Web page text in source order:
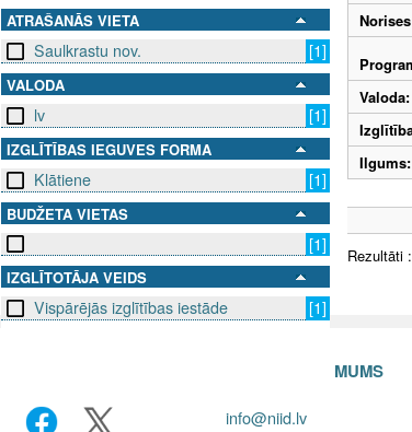
ATRAŠANĀS VIETA
Saulkrastu nov. [1]
VALODA
lv [1]
IZGLĪTĪBAS IEGUVES FORMA
Klātiene [1]
BUDŽETA VIETAS
[1]
IZGLĪTOTĀJA VEIDS
Vispārējās izglītības iestāde [1]
Valoda:
Ilgums:
Rezultāti
SAZINIES AR MUMS
info@niid.lv